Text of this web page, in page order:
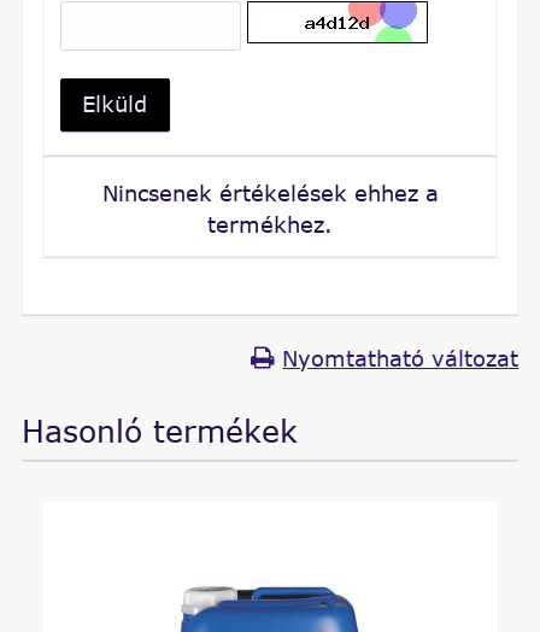
Elküld
Nincsenek értékelések ehhez a
termékhez.
Nyomtatható változat
Hasonló termékek